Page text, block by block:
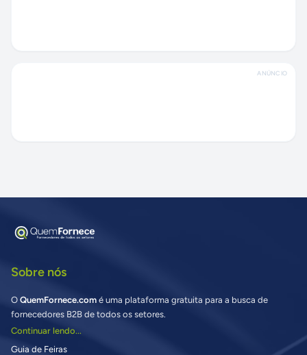
ANÚNCIO
Sobre nós
O QuemFornece.com é uma plataforma gratuita para a busca de
fornecedores B2B de todos os setores.
Continuar lendo...
Guia de Feiras